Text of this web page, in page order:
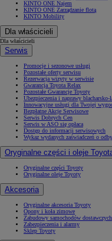
KINTO ONE Najem
KINTO ONE Zarządzanie flotą
KINTO Mobility
Dla właścicieli
Dla właścicieli
Serwis
Promocje i sezonowe usługi
Pozostałe oferty serwisu
Rezerwacja wizyty w serwisie
Gwarancja Toyota Relax
Pozostałe Gwarancje Toyoty
Ubezpieczenia i naprawy blacharsko-
Innowacyjne usługi dla Twojej
Bezpłatne Akcje Serwisowe
Serwis Dobrych Cen
Serwis w ASO się opłaca
Dostęp do informacji serwisowych
Wykaz wydanych zaświadczeń o
Oryginalne części i oleje
Oryginalne części Toyoty
Oryginalne oleje Toyoty
Akcesoria
Oryginalne akcesoria Toyoty
Opony i koła zimowe
Zabudowy samochodów dostawczych
Zabezpieczenia i alarmy
Sklep Toyoty